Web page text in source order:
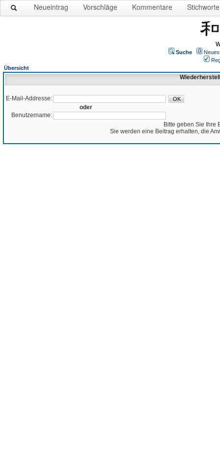
Neueintrag Vorschläge Kommentare Stichworte
Suche
Übersicht
E-Mail-Addresse:
oder
Benutzername:
Bitte geben Sie Ihre
Sie werden eine Beitrag erhalten, die